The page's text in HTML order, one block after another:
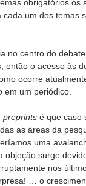
obrigatórios os
um dos temas
no centro do
, então o acesso às
ocorre
em um periódico.
preprints é que caso
as áreas da
uma
objeção surge
nos
… o